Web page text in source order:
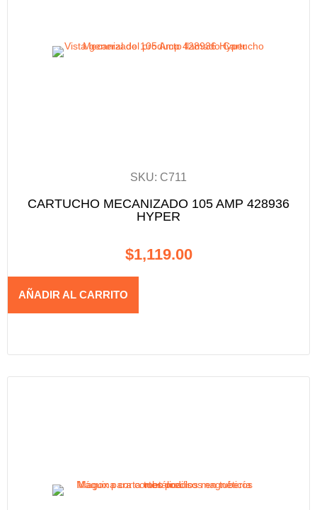
SKU: C711
CARTUCHO MECANIZADO 105 AMP 428936
HYPER
$1,119.00
AÑADIR AL CARRITO